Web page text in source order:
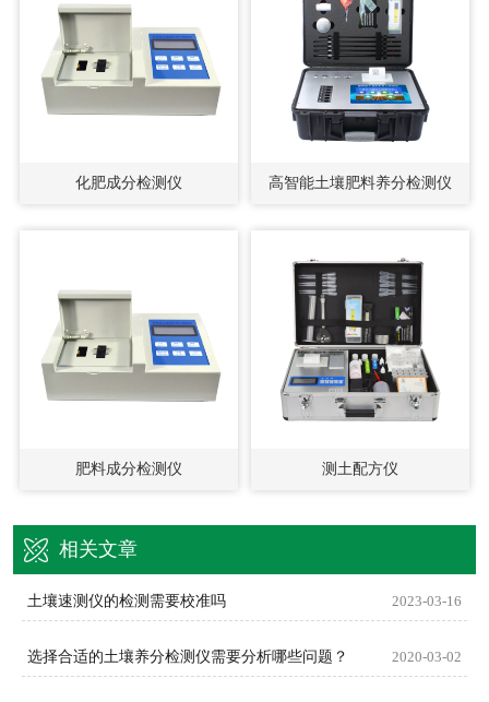
化肥成分检测仪 高智能土壤肥料养分检测仪
肥料成分检测仪 测土配方仪
相关文章
土壤速测仪的检测需要校准吗 2023-03-16
选择合适的土壤养分检测仪需要分析哪些问题？ 2020-03-02